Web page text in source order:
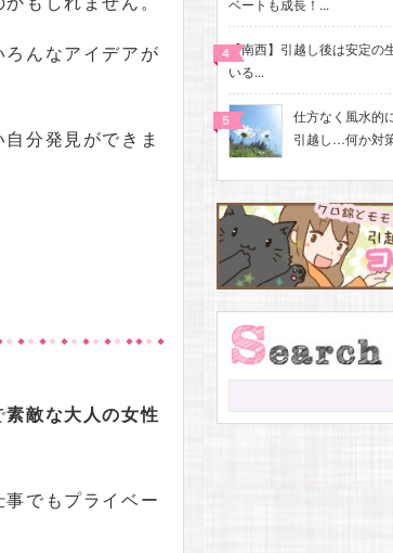
んなアイデアが
分発見ができま
素敵な大人の女性
でもプライベー
ベートも成長！...
【南西】引越し後は安定の
いる...
仕方なく風水的
引越し…何か対